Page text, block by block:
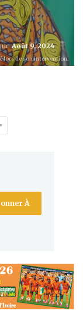
Août 9, 2024
lors de son intervention.
À